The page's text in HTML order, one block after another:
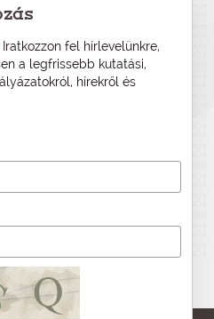
fel hírlevelünkre,
a legfrissebb kutatási,
hírekről és